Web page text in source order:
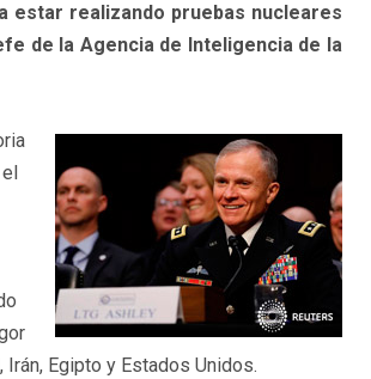
estar realizando pruebas nucleares
de la Agencia de Inteligencia de la
Egipto y Estados Unidos.